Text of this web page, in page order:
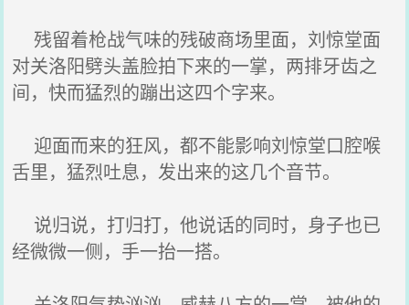
残留着枪战气味的残破商场里面，刘惊堂面
对关洛阳劈头盖脸拍下来的一掌，两排牙齿之
间，快而猛烈的蹦出这四个字来。
迎面而来的狂风，都不能影响刘惊堂口腔喉
舌里，猛烈吐息，发出来的这几个音节。
说归说，打归打，他说话的同时，身子也已
经微微一侧，手一抬一搭。